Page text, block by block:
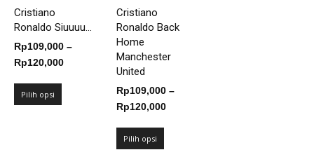
Cristiano
Ronaldo Siuuuu...
Rp109,000 –
Rp120,000Rentang
Pilih opsi
Cristiano
Ronaldo Back
Home
Manchester
United
Rp109,000 –
Rp120,000Rentang
Pilih opsi